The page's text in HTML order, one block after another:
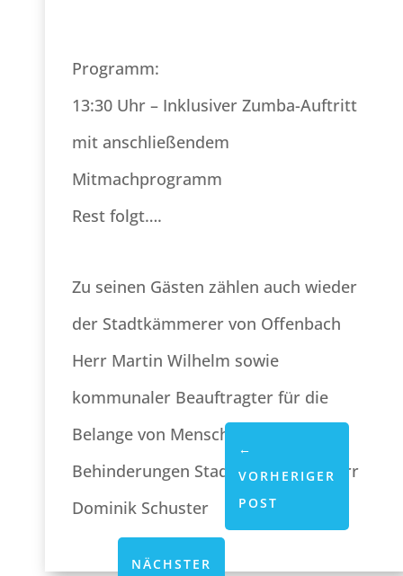
Programm:
13:30 Uhr – Inklusiver Zumba-Auftritt
mit anschließendem
Mitmachprogramm
Rest folgt….
Zu seinen Gästen zählen auch wieder
der Stadtkämmerer von Offenbach
Herr Martin Wilhelm sowie
kommunaler Beauftragter für die
Belange von Menschen mit
Behinderungen Stadt Offenbach Herr
Dominik Schuster
←
VORHERIGER
POST
NÄCHSTER